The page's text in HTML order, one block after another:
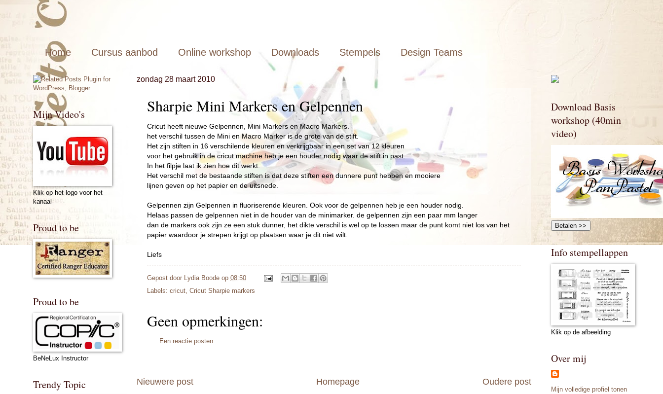
Home Cursus aanbod Online workshop Downloads Stempels Design Teams
zondag 28 maart 2010
Sharpie Mini Markers en Gelpennen
Cricut heeft nieuwe Gelpennen, Mini Markers en Macro Markers.
het verschil tussen de Mini en Macro Marker is de grote van de stift.
Het zijn stiften in 16 verschilende kleuren en verkrijgbaar in een set van 12 kleuren
voor het gebruik in de cricut machine heb je een houder nodig waar de stift in past.
In het filpje laat ik zien hoe dit werkt.
Het verschil met de bestaande stiften is dat deze stiften een dunnere punt hebben en mooiere
lijnen geven op het papier en de uitsnede.
Gelpennen zijn Gelpennen in fluoriserende kleuren. Ook voor de gelpennen heb je een houder nodig.
Helaas passen de gelpennen niet in de houder van de minimarker. de gelpennen zijn een paar mm langer
dan de markers ook zijn ze een stuk dunner, het dikte verschil is wel op te lossen maar de punt komt niet los van het
papier waardoor je strepen krijgt op plaatsen waar je dit niet wilt.
Liefs
Gepost door Lydia Boode op 08:50
Labels: cricut, Cricut Sharpie markers
Geen opmerkingen:
Een reactie posten
Nieuwere post Oudere post
Homepage
Mijn Video's
Klik op het logo voor het
kanaal
Proud to be
Proud to be
BeNeLux Instructor
Trendy Topic
Download Basis
workshop (40min
video)
Info stempellappen
Klik op de afbeelding
Over mij
Mijn volledige profiel tonen